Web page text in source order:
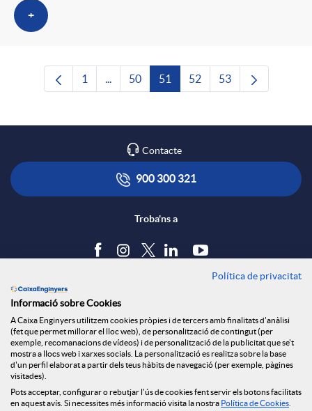
+
Pàgina
1 ...Pàgines intermèdies Utilitzeu TAB per
Pàgina
50 Pàgina
51 Pàgina
52 Pàgina
53
Contacte
900 300 321
Troba'ns a
Política de cookies
Avís legal
Seguretat Online
Canal denúncies
Política de privacitat
Informació sobre Cookies
A Caixa Enginyers utilitzem cookies pròpies i de tercers amb finalitats d'anàlisi
(fet que permet millorar el lloc web), de personalització de contingut (per
exemple, recomanacions de vídeos) i de personalització de la publicitat que se't
mostra a llocs web i xarxes socials. La personalització es realitza sobre la base
d'un perfil elaborat a partir dels teus hàbits de navegació (per exemple, pàgines
visitades).
Pots acceptar, configurar o rebutjar l'ús de cookies fent servir els botons facilitats
en aquest avís. Si necessites més informació visita la nostra Política de Cookies